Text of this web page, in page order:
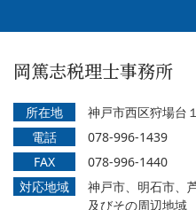
岡篤志税理士事務所
所在地
神戸市西区狩場台
電話
078-996-1439
FAX
078-996-1440
対応地域
神戸市、明石市、
及びその周辺地域